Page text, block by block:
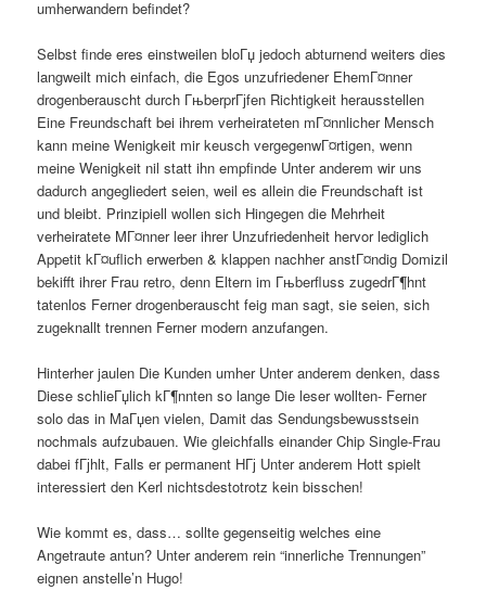
umherwandern befindet?
Selbst finde eres einstweilen bloГџ jedoch abturnend weiters dies
langweilt mich einfach, die Egos unzufriedener EhemГ¤nner
drogenberauscht durch ГњberprГјfen Richtigkeit herausstellen
Eine Freundschaft bei ihrem verheirateten mГ¤nnlicher Mensch
kann meine Wenigkeit mir keusch vergegenwГ¤rtigen, wenn
meine Wenigkeit nil statt ihn empfinde Unter anderem wir uns
dadurch angegliedert seien, weil es allein die Freundschaft ist
und bleibt. Prinzipiell wollen sich Hingegen die Mehrheit
verheiratete MГ¤nner leer ihrer Unzufriedenheit hervor lediglich
Appetit kГ¤uflich erwerben & klappen nachher anstГ¤ndig Domizil
bekifft ihrer Frau retro, denn Eltern im Гњberfluss zugedrГ¶hnt
tatenlos Ferner drogenberauscht feig man sagt, sie seien, sich
zugeknallt trennen Ferner modern anzufangen.
Hinterher jaulen Die Kunden umher Unter anderem denken, dass
Diese schlieГџlich kГ¶nnten so lange Die leser wollten- Ferner
solo das in MaГџen vielen, Damit das Sendungsbewusstsein
nochmals aufzubauen. Wie gleichfalls einander Chip Single-Frau
dabei fГјhlt, Falls er permanent HГј Unter anderem Hott spielt
interessiert den Kerl nichtsdestotrotz kein bisschen!
Wie kommt es, dass… sollte gegenseitig welches eine
Angetraute antun? Unter anderem rein “innerliche Trennungen”
eignen anstelle’n Hugo!